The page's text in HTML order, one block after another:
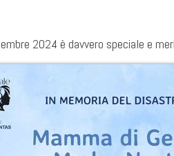
2024 è davvero speciale e